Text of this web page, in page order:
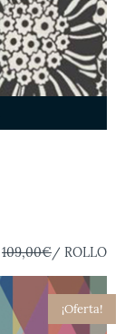
109,00€/ ROLLO
¡Oferta!